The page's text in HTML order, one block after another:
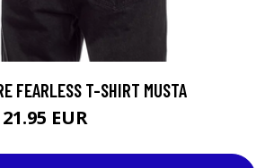
FEARLESS T-SHIRT MUSTA
21.95 EUR